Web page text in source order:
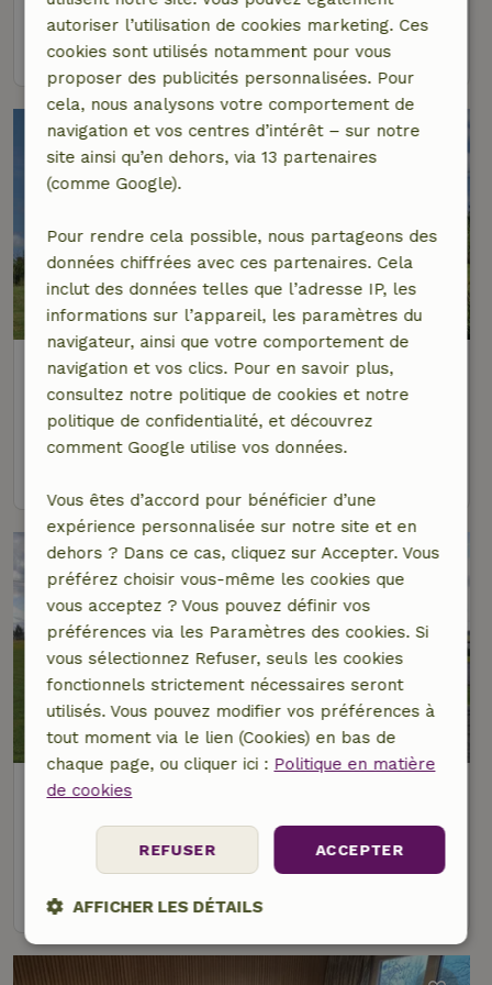
3 personnes 2 Chambres à coucher
Maison nature à Moressée
À 12 km distance de Hamois
6,3/10
9 personnes
Maison nature à Moresée
9 personnes
autoriser l’utilisation de cookies marketing. Ces
cookies sont utilisés notamment pour vous
proposer des publicités personnalisées. Pour
cela, nous analysons votre comportement de
navigation et vos centres d’intérêt – sur notre
site ainsi qu’en dehors, via 13 partenaires
(comme Google).
Pour rendre cela possible, nous partageons des
données chiffrées avec ces partenaires. Cela
inclut des données telles que l’adresse IP, les
informations sur l’appareil, les paramètres du
navigateur, ainsi que votre comportement de
navigation et vos clics. Pour en savoir plus,
consultez notre politique de cookies et notre
politique de confidentialité, et découvrez
comment Google utilise vos données.
Vous êtes d’accord pour bénéficier d’une
expérience personnalisée sur notre site et en
dehors ? Dans ce cas, cliquez sur Accepter. Vous
préférez choisir vous-même les cookies que
vous acceptez ? Vous pouvez définir vos
préférences via les Paramètres des cookies. Si
vous sélectionnez Refuser, seuls les cookies
fonctionnels strictement nécessaires seront
utilisés. Vous pouvez modifier vos préférences à
tout moment via le lien (Cookies) en bas de
chaque page, ou cliquer ici : Politique en matière
de cookies
ACCEPTER
REFUSER
AFFICHER LES DÉTAILS
Strictement
Performance Ciblage